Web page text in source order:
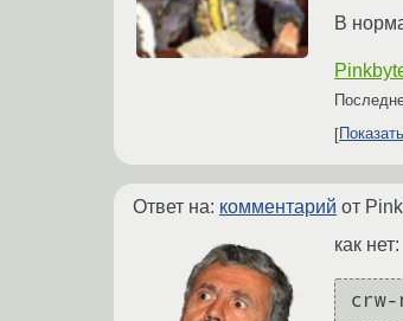
В
Ответ на: комментарий от
как нет: